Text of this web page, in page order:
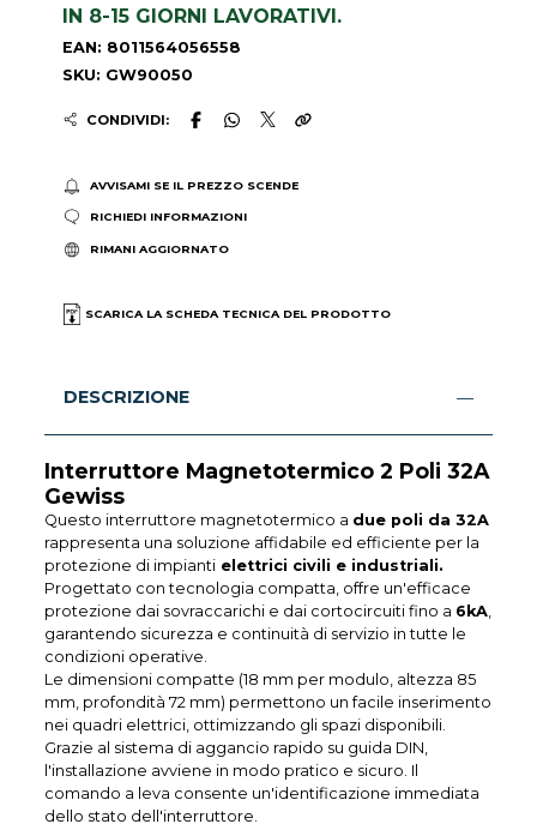
IN 8-15 GIORNI LAVORATIVI.
EAN: 8011564056558
SKU: GW90050
CONDIVIDI:
AVVISAMI SE IL PREZZO SCENDE
RICHIEDI INFORMAZIONI
RIMANI AGGIORNATO
SCARICA LA SCHEDA TECNICA DEL PRODOTTO
DESCRIZIONE
Interruttore Magnetotermico 2 Poli 32A
Gewiss
Questo interruttore magnetotermico a due poli da 32A
rappresenta una soluzione affidabile ed efficiente per la
protezione di impianti elettrici civili e industriali.
Progettato con tecnologia compatta, offre un'efficace
protezione dai sovraccarichi e dai cortocircuiti fino a 6kA,
garantendo sicurezza e continuità di servizio in tutte le
condizioni operative.
Le dimensioni compatte (18 mm per modulo, altezza 85
mm, profondità 72 mm) permettono un facile inserimento
nei quadri elettrici, ottimizzando gli spazi disponibili.
Grazie al sistema di aggancio rapido su guida DIN,
l'installazione avviene in modo pratico e sicuro. Il
comando a leva consente un'identificazione immediata
dello stato dell'interruttore.